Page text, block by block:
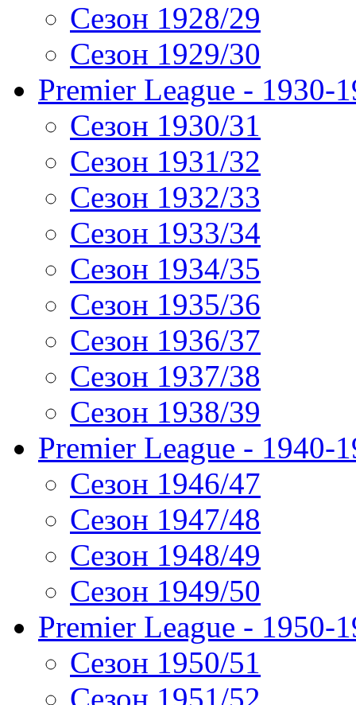
Сезон 1928/29
Сезон 1929/30
Premier League - 1930-
Сезон 1930/31
Сезон 1931/32
Сезон 1932/33
Сезон 1933/34
Сезон 1934/35
Сезон 1935/36
Сезон 1936/37
Сезон 1937/38
Сезон 1938/39
Premier League - 1940-
Сезон 1946/47
Сезон 1947/48
Сезон 1948/49
Сезон 1949/50
Premier League - 1950-
Сезон 1950/51